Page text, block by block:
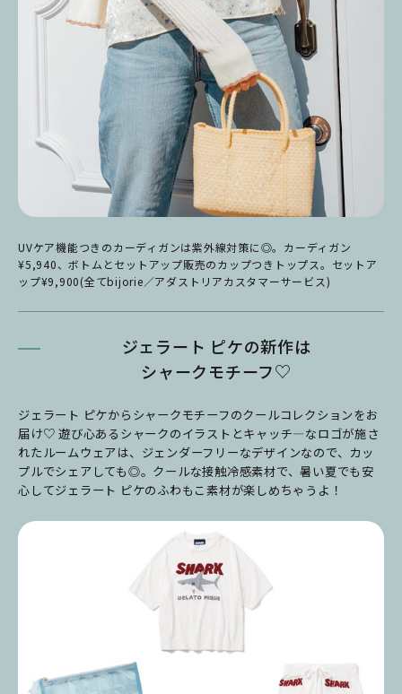
UVケア機能つきのカーディガンは紫外線対策に◎。カーディガン
¥5,940、ボトムとセットアップ販売のカップつきトップス。セットア
ップ¥9,900(全てbijorie／アダストリアカスタマーサービス)
ジェラート ピケの新作は
シャークモチーフ♡
ジェラート ピケからシャークモチーフのクールコレクションをお
届け♡ 遊び心あるシャークのイラストとキャッチ―なロゴが施さ
れたルームウェアは、ジェンダーフリーなデザインなので、カッ
プルでシェアしても◎。クールな接触冷感素材で、暑い夏でも安
心してジェラート ピケのふわもこ素材が楽しめちゃうよ！